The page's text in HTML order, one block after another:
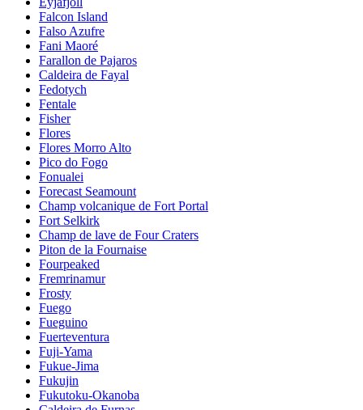
Falcon Island
Falso Azufre
Fani Maoré
Farallon de Pajaros
Caldeira de Fayal
Fedotych
Fentale
Fisher
Flores
Flores Morro Alto
Pico do Fogo
Fonualei
Forecast Seamount
Champ volcanique de Fort Portal
Fort Selkirk
Champ de lave de Four Craters
Piton de la Fournaise
Fourpeaked
Fremrinamur
Frosty
Fuego
Fueguino
Fuerteventura
Fuji-Yama
Fukue-Jima
Fukujin
Fukutoku-Okanoba